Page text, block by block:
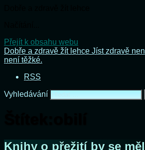
Přejít k obsahu webu
Dobře a zdravě žít lehce Jíst zdravě
není těžké.
RSS
Vyhledávání
Knihy o přežití by se